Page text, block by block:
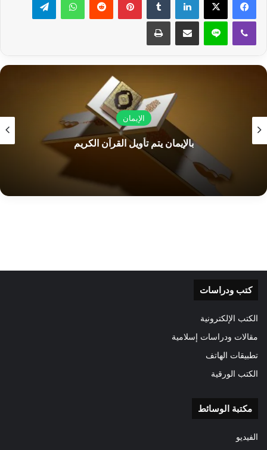
كتب ودراسات
الكتب الإلكترونية
مقالات ودراسات إسلامية
تطبيقات الهاتف
الكتب الورقية
مكتبة الوسائط
الفيديو